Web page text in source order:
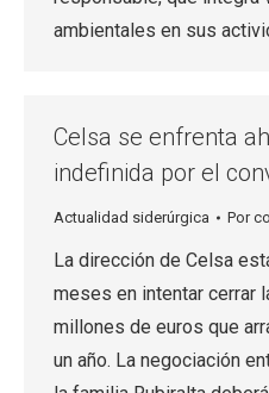
ambientales en sus
Celsa se enfrenta
indefinida por el
Actualidad siderúrgica Por
La dirección de Celsa
meses en intentar cerrar
millones de euros que
un año. La negociación